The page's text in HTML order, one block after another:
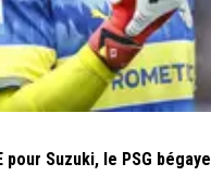
pour Suzuki, le PSG bégaye